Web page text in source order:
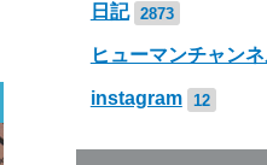
日記 2873
ヒューマンチャン
instagram 12